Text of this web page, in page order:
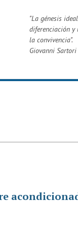
"La génesis
diferenciación
la convivencia".
Giovanni Sartori